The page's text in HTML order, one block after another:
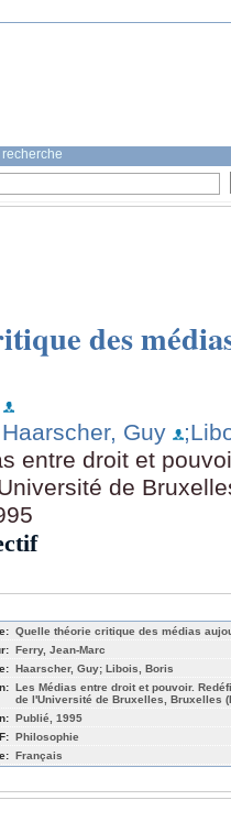
des
Haarscher, Guy
entre droit et
de
Quelle théorie critique des médias
Ferry, Jean-Marc
Haarscher, Guy; Libois, Boris
Les Médias entre droit et pouvoir.
de l'Université de Bruxelles, Bruxelles
Publié, 1995
Philosophie
Français